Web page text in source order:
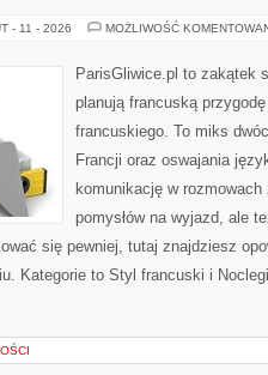
- 11 - 2026 MOŻLIWOŚĆ
ParisGliwice.pl to zakątek
planują francuską
francuskiego. To miks
Francji oraz oswajania
komunikację w
pomysłów na wyjazd, ale
się pewniej, tutaj znajdziesz
Kategorie to Styl francuski i